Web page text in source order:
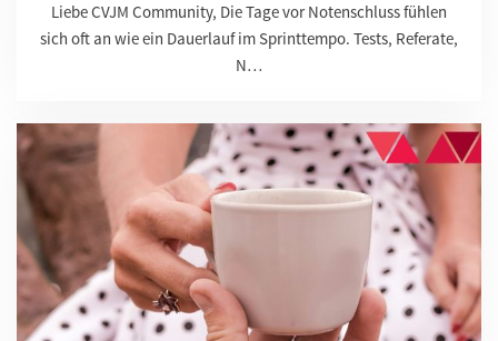
Liebe CVJM Community, Die Tage vor Notenschluss fühlen
sich oft an wie ein Dauerlauf im Sprinttempo. Tests, Referate,
N…